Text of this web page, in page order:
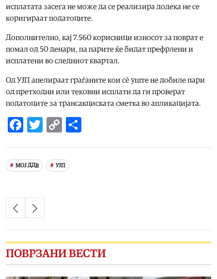
исплатата засега не може да се реализира додека не се
коригираат податоците.
Дополнително, кај 7.560 корисници износот за поврат е
помал од 50 денари, па парите ќе бидат префрлени и
исплатени во следниот квартал.
Од УЈП апелираат граѓаните кои сè уште не добиле пари
од претходни или тековни исплати да ги проверат
податоците за трансакциската сметка во апликацијата.
Facebook
Twitter
Copy
МОЈ ДДВ УЈП
ПОВРЗАНИ ВЕСТИ